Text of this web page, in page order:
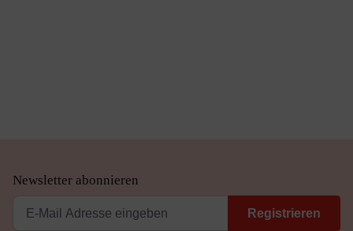
Newsletter abonnieren
Registrieren